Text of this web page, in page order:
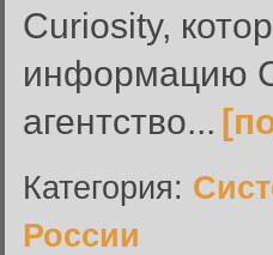
Curiosity,
информацию
агентство...
Категория:
России